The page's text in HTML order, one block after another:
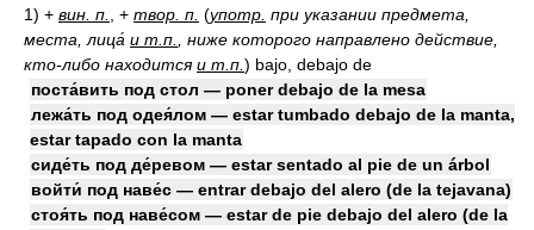
1) + вин. п. , + твор. п. (употр. при указании предмета,
места, лица́ и т.п.
, ниже которого направлено действие,
кто-либо находитсяи т.п. ) bajo, debajo de
поста́вить под стол — poner debajo de la mesa
лежа́ть под одея́лом — estar tumbado debajo de la manta,
estar tapado con la manta
сиде́ть под де́ревом — estar sentado al pie de un árbol
войти́ под наве́с — entrar debajo del alero (de la tejavana)
стоя́ть под наве́сом — estar de pie debajo del alero (de la